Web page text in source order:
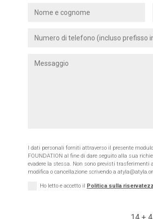
I dati personali forniti attraverso il presente
FOUNDATION al fine di dare seguito alla sua
evadere la stessa. Non sono previsti trasferimenti
modifica o cancellazione scrivendo a
Ho letto e accetto il Politica sulla